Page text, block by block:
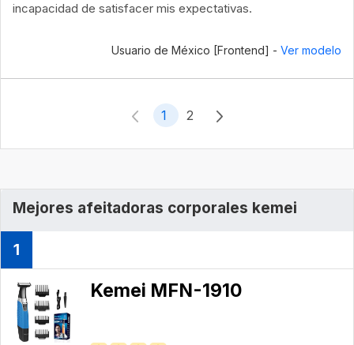
incapacidad de satisfacer mis expectativas.
Usuario de México [Frontend] - Ver modelo
1 2
Mejores afeitadoras corporales kemei
1
Kemei MFN-1910